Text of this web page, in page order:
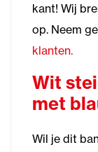
kant! Wij
op. Neem
klanten.
Wit
met
Wil je dit